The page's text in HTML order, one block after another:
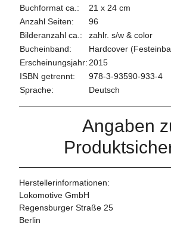
Buchformat ca.:
21 x 24 cm
Anzahl Seiten:
96
Bilderanzahl ca.:
zahlr. s/w & color
Bucheinband:
Hardcover
Erscheinungsjahr:2015
ISBN getrennt:
978-3-93590-933-4
Sprache:
Deutsch
Angaben
Herstellerinformationen:
Lokomotive GmbH
Regensburger Straße 25
Berlin